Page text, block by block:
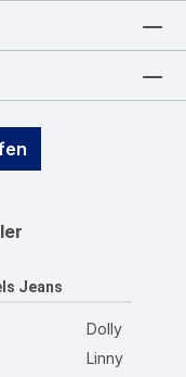
Jeans
Dolly
Linny